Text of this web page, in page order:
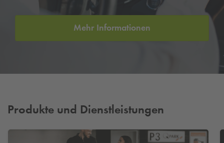
Mehr Informationen
Produkte und Dienstleistungen